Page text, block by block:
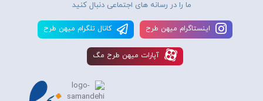
ما را در رسانه های اجتماعی دنبال کنید
اينستاگرام ميهن طرح کانال تلگرام ميهن طرح
آپارات ميهن طرح مگ